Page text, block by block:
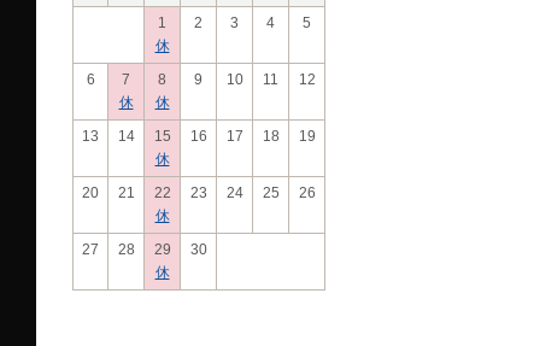
1
休
2 3 4 5
6
7
休
8
休
9 10 11 12
13 14
15
休
16 17 18 19
20 21
22
休
23 24 25 26
27 28
29
休
30